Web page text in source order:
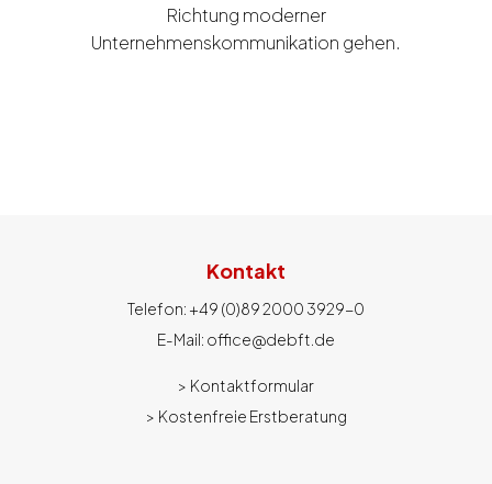
Richtung moderner
Unternehmenskommunikation gehen.
Kontakt
Telefon: +49 (0)89 2000 3929-0
E-Mail: office@debft.de
> Kontaktformular
> Kostenfreie Erstberatung